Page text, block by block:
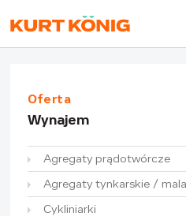
Oferta
Wynajem
Agregaty prądotwórcze
Agregaty tynkarskie /
Cykliniarki